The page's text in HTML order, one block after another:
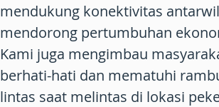
mendukung konektivitas
mendorong pertumbuhan
Kami juga mengimbau
berhati-hati dan mematuhi
lintas saat melintas di lokasi